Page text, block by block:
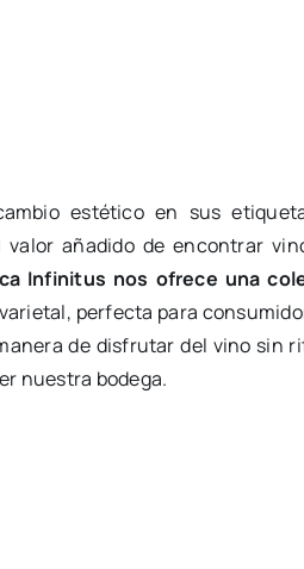
estético en sus
añadido de encontrar
Infinitus nos ofrece una
perfecta para
de disfrutar del vino sin
nuestra bodega.